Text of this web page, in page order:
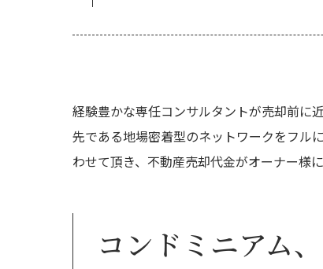
経験豊かな専任コンサルタントが売却前に
先である地場密着型のネットワークをフル
わせて頂き、不動産売却代金がオーナー様
コンドミニアム